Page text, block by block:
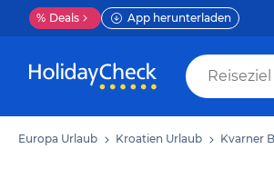
% Deals App herunterladen
Europa Urlaub Kroatien Urlaub Kvarner